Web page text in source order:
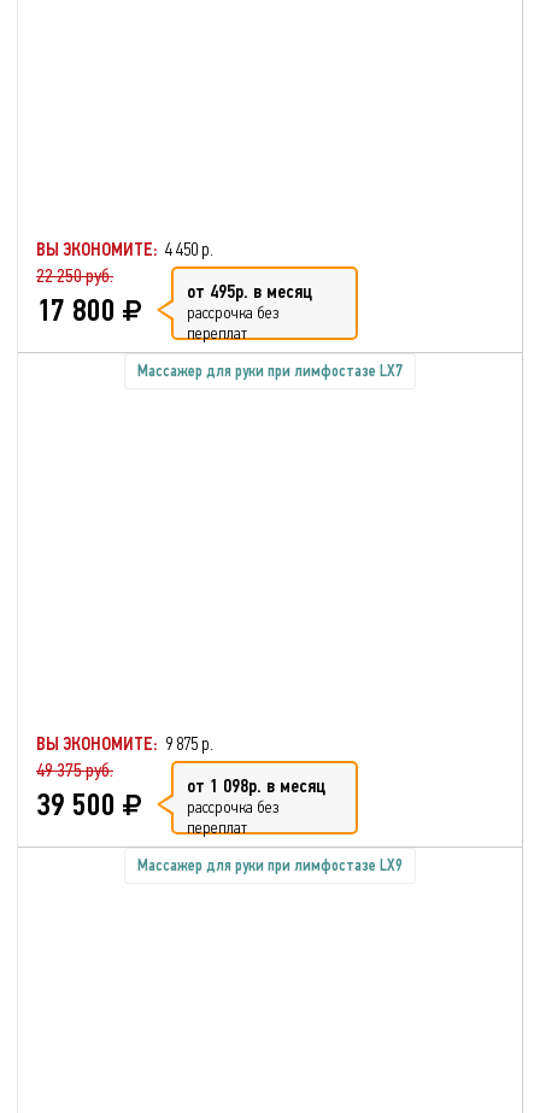
ВЫ ЭКОНОМИТЕ: 4 450 р.
22 250 руб.
17 800 от 495р. в месяц
рассрочка без
переплат
Массажер для руки при лимфостазе LX7
ВЫ ЭКОНОМИТЕ: 9 875 р.
49 375 руб.
39 500 от 1 098р. в месяц
рассрочка без
переплат
Массажер для руки при лимфостазе LX9